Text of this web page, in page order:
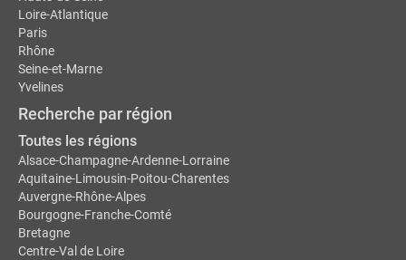
Loire-Atlantique
Paris
Rhône
Seine-et-Marne
Yvelines
Recherche par région
Toutes les régions
Alsace-Champagne-Ardenne-Lorraine
Aquitaine-Limousin-Poitou-Charentes
Auvergne-Rhône-Alpes
Bourgogne-Franche-Comté
Bretagne
Centre-Val de Loire